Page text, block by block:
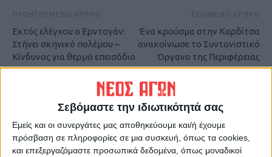
Σεβόμαστε την ιδιωτικότητά σας
Εμείς και οι συνεργάτες μας αποθηκεύουμε και/ή έχουμε
πρόσβαση σε πληροφορίες σε μια συσκευή, όπως τα cookies,
και επεξεργαζόμαστε προσωπικά δεδομένα, όπως μοναδικοί
Εκτός ελέγχου ο Ερντογάν:
Στήνει σκηνικό πολέμου –
Κίνδυνος για θερμό επεισόδιο
Ένα κρούσμα στην Καρδίτσα
ανακοίνωσε το Συντονιστικό
Όργανο της Περιφέρειας